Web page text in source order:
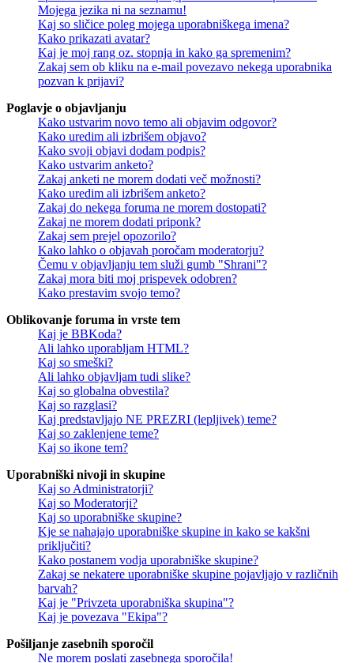
Mojega jezika ni na seznamu!
Kaj so sličice poleg mojega uporabniškega imena?
Kako prikazati avatar?
Kaj je moj rang oz. stopnja in kako ga spremenim?
Zakaj sem ob kliku na e-mail povezavo nekega uporabnika
pozvan k prijavi?
Poglavje o objavljanju
Kako ustvarim novo temo ali objavim odgovor?
Kako uredim ali izbrišem objavo?
Kako svoji objavi dodam podpis?
Kako ustvarim anketo?
Zakaj anketi ne morem dodati več možnosti?
Kako uredim ali izbrišem anketo?
Zakaj do nekega foruma ne morem dostopati?
Zakaj ne morem dodati priponk?
Zakaj sem prejel opozorilo?
Kako lahko o objavah poročam moderatorju?
Čemu v objavljanju tem služi gumb "Shrani"?
Zakaj mora biti moj prispevek odobren?
Kako prestavim svojo temo?
Oblikovanje foruma in vrste tem
Kaj je BBKoda?
Ali lahko uporabljam HTML?
Kaj so smeški?
Ali lahko objavljam tudi slike?
Kaj so globalna obvestila?
Kaj so razglasi?
Kaj predstavljajo NE PREZRI (lepljivek) teme?
Kaj so zaklenjene teme?
Kaj so ikone tem?
Uporabniški nivoji in skupine
Kaj so Administratorji?
Kaj so Moderatorji?
Kaj so uporabniške skupine?
Kje se nahajajo uporabniške skupine in kako se kakšni
priključiti?
Kako postanem vodja uporabniške skupine?
Zakaj se nekatere uporabniške skupine pojavljajo v različnih
barvah?
Kaj je "Privzeta uporabniška skupina"?
Kaj je povezava "Ekipa"?
Pošiljanje zasebnih sporočil
Ne morem poslati zasebnega sporočila!